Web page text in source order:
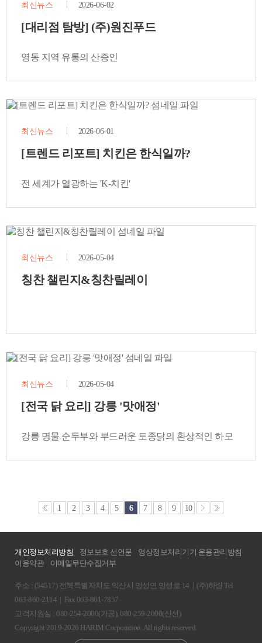
최신뉴스 2026-06-02
[대리점 탐방] (주)원진푸드
영동 지역 유통의 산증인
최신뉴스 2026-06-01
[트렌드 리포트] 치킨은 한식일까?
전 세계가 열광하는 'K-치킨'
최신뉴스 2026-05-04
칭찬 챌린지&칭찬릴레이
최신뉴스 2026-05-04
[전국 닭 요리] 강릉 '맛애정'
강릉 명물 순두부와 부드러운 토종닭의 환상적인 하모
1 2 3 4 5 6 7 8 9 10
개인정보처리방침 정보보호 선언문
영상정보처리기기 운용관리방침
이용약관
이메일무단수집거부
주소 : (54517) 전북특별자치도 익산시 망성면 망성로 14 | (주)하림 Tel
063-860-2114 | Fax 063-861-7857
고객지원실 : 080-254-2000(가공), 080-259-2000(신선)
Copyright 2019-2026 HARIM Corporation. All rights reserved.